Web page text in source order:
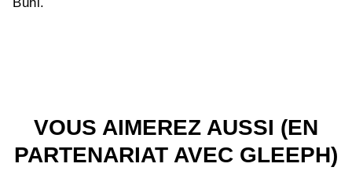
Buhl.
VOUS AIMEREZ AUSSI (EN
PARTENARIAT AVEC GLEEPH)